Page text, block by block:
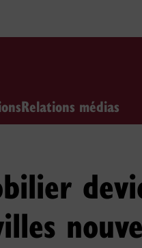
Relations médias